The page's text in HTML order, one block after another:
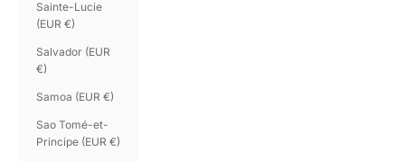
Sainte-Lucie
(EUR €)
Salvador (EUR
€)
Samoa (EUR €)
Sao Tomé-et-
Principe (EUR €)